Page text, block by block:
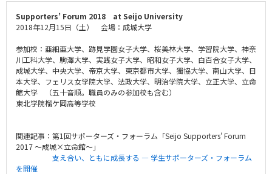
Supporters’ Forum 2018 at Seijo University
2018年12月15日（土） 会場：成城大学
参加校：亜細亜大学、跡見学園女子大学、桜美林大学、学習院大学、神奈
川工科大学、駒澤大学、実践女子大学、昭和女子大学、白百合女子大学、
成城大学、中央大学、帝京大学、東京都市大学、獨協大学、南山大学、日
本大学、フェリス女学院大学、法政大学、明治学院大学、立正大学、立命
館大学 （五十音順。職員のみの参加校も含む）
東北学院榴ケ岡高等学校
関連記事：第1回サポーターズ・フォーラム「Seijo Supporters’ Forum
2017 ～成城×立命館～」
支え合い、ともに成長する — 学生サポーターズ・フォーラム
を開催